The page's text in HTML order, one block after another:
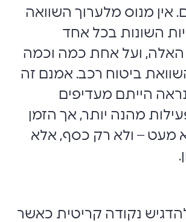
אין מנוס מלערוך השוואה
השונות בכל אחד
ועל אחת כמה וכמה
ביטוח רכב. אמנם זה
הייתם מעדיפים
מהנה יותר, אך הזמן
מעט – ולא רק כסף, אלא
נקודה קריטית כאשר